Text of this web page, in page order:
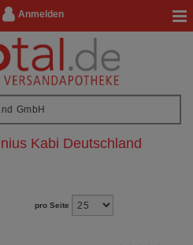
Anmelden
Kabi Deutschland
pro Seite